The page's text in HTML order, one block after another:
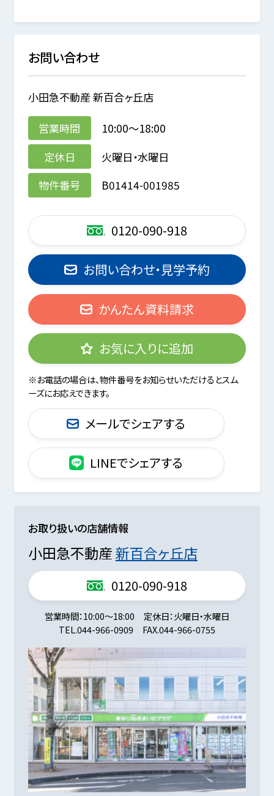
お問い合わせ
小田急不動産 新百合ヶ丘店
営業時間
10:00～18:00
定休日
火曜日・水曜日
物件番号
B01414-001985
0120-090-918
お問い合わせ・見学予約
かんたん資料請求
お気に入りに追加
※お電話の場合は、物件番号をお知らせいただけるとスム
ーズにお応えできます。
メールでシェアする
LINEでシェアする
お取り扱いの店舗情報
小田急不動産新百合ヶ丘店
0120-090-918
営業時間 10:00～18:00 定休日 火曜日・水曜日
TEL.044-966-0909 FAX.044-966-0755